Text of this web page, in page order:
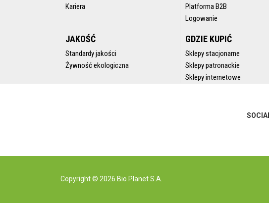
Kariera
Platforma B2B
Logowanie
JAKOŚĆ
Standardy jakości
Żywność ekologiczna
GDZIE KUPIĆ
Sklepy stacjonarne
Sklepy patronackie
Sklepy internetowe
Copyright © 2026 Bio Planet S.A.